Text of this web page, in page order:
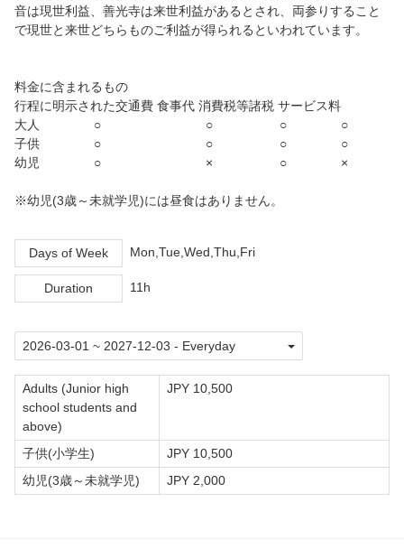
音は現世利益、善光寺は来世利益があるとされ、両参りすること
で現世と来世どちらものご利益が得られるといわれています。
料金に含まれるもの
行程に明示された交通費 食事代 消費税等諸税 サービス料
大人 ○ ○ ○ ○
子供 ○ ○ ○ ○
幼児 ○ × ○ ×
※幼児(3歳～未就学児)には昼食はありません。
Days of Week Mon,Tue,Wed,Thu,Fri
Duration 11h
Adults (Junior high
school students and
above)
JPY 10,500
子供(小学生)
JPY 10,500
幼児(3歳～未就学児)
JPY 2,000